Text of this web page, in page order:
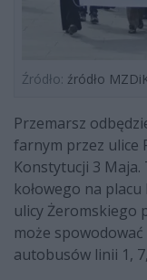
Źródło: źródło
Przemarsz
farnym przez ulice
Konstytucji 3
kołowego na
ulicy Żeromskiego
może
autobusów linii 1,